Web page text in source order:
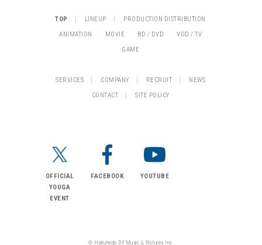
TOP | LINEUP |
PRODUCTION DISTRIBUTION
ANIMATION
MOVIE BD / DVD
VOD / TV
GAME
SERVICES | COMPANY | RECRUIT |
NEWS
CONTACT
| SITE POLICY
OFFICIAL
YOUGA
EVENT
FACEBOOK YOUTUBE
© Hakuhodo DY Music & Pictures Inc.